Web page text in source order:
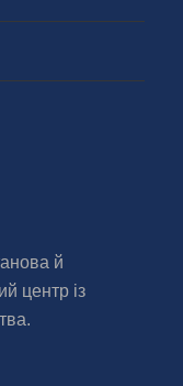
й
центр із